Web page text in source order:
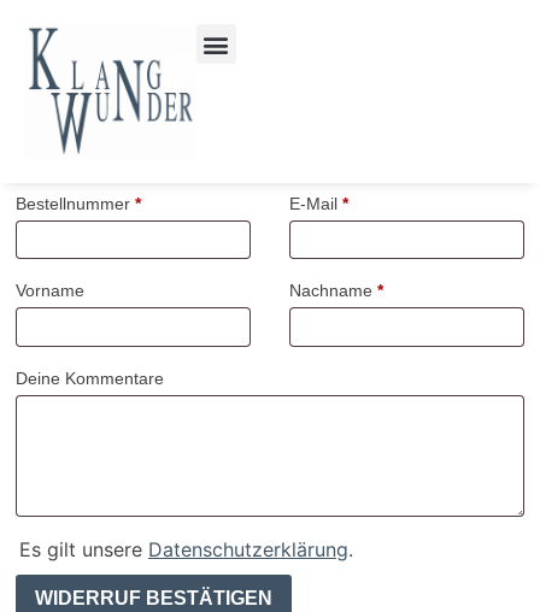
Bestellnummer * E-Mail *
Vorname Nachname *
Page URI *erforderlich
Deine Kommentare
Es gilt unsere Datenschutzerklärung.
WIDERRUF BESTÄTIGEN